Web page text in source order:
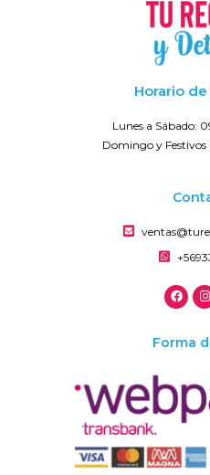
Horario
Lunes a Sábado:
Domingo y
Forma